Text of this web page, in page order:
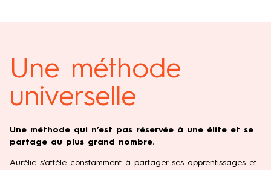
Une méthode
universelle
Une méthode qui n’est pas réservée à une élite et se
partage au plus grand nombre.
Aurélie s’attèle constamment à partager ses apprentissages et